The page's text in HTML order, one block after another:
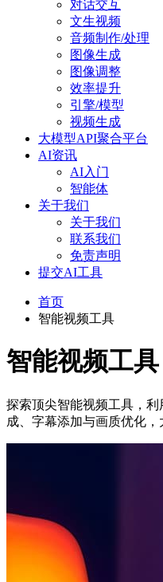
对话交互
文生视频
音频制作/处理
图像生成
图像调整
效率提升
引擎/模型
视频生成
大模型API聚合平台
AI资讯
AI入门
智能体
关于我们
关于我们
联系我们
免责声明
提交AI工具
首页
智能视频工具
智能视频工具
探索顶尖智能视频工具，
成、字幕添加与画质优化，